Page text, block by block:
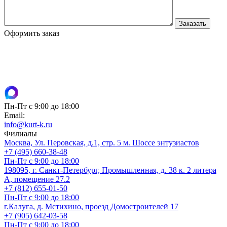
Оформить заказ
Пн-Пт с 9:00 до 18:00
Email:
info@kurt-k.ru
Филиалы
Москва, Ул. Перовская, д.1, стр. 5 м. Шоссе энтузиастов
+7 (495) 660-38-48
Пн-Пт с 9:00 до 18:00
198095, г. Санкт-Петербург, Промышленная, д. 38 к. 2 литера
А, помещение 27.2
+7 (812) 655-01-50
Пн-Пт с 9:00 до 18:00
г.Калуга, д. Мстихино, проезд Домостроителей 17
+7 (905) 642-03-58
Пн-Пт с 9:00 до 18:00